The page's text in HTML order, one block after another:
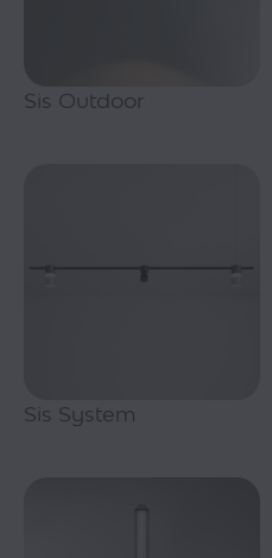
Sis Outdoor
Sis System